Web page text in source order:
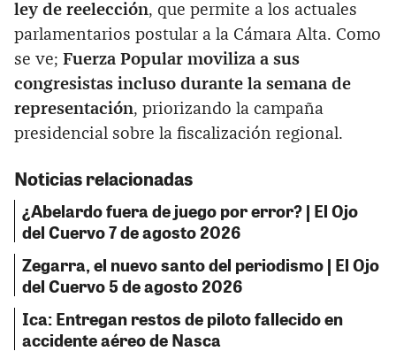
ley de reelección, que permite a los actuales
parlamentarios postular a la Cámara Alta. Como
se ve; Fuerza Popular moviliza a sus
congresistas incluso durante la semana de
representación, priorizando la campaña
presidencial sobre la fiscalización regional.
Noticias relacionadas
¿Abelardo fuera de juego por error? | El Ojo
del Cuervo 7 de agosto 2026
Zegarra, el nuevo santo del periodismo | El Ojo
del Cuervo 5 de agosto 2026
Ica: Entregan restos de piloto fallecido en
accidente aéreo de Nasca